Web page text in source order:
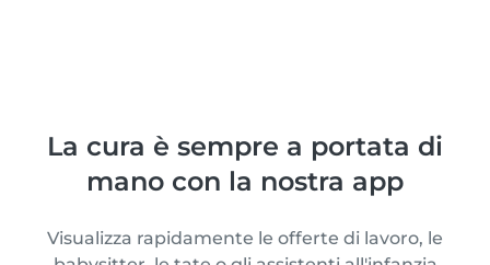
La cura è sempre a portata di
mano con la nostra app
Visualizza rapidamente le offerte di lavoro, le